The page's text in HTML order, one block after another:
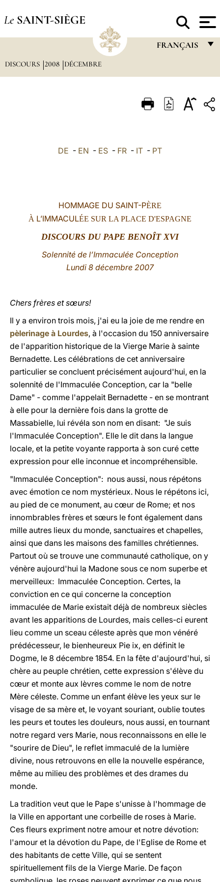
Le SAINT-SIÈGE
FRANÇAIS
ITALIANO
中文
LATINE
DISCOURS 2008 DÉCEMBRE
DE - EN - ES - FR - IT - PT
HOMMAGE DU SAINT-PÈRE
À L’IMMACULÉE SUR LA PLACE D'ESPAGNE
DISCOURS DU PAPE BENOÎT XVI
Solennité de l’Immaculée Conception
Lundi 8 décembre 2007
Chers frères et sœurs!
Il y a environ trois mois, j'ai eu la joie de me rendre en
pèlerinage à Lourdes, à l'occasion du 150 anniversaire
de l'apparition historique de la Vierge Marie à sainte
Bernadette. Les célébrations de cet anniversaire
particulier se concluent précisément aujourd'hui, en la
solennité de l'Immaculée Conception, car la "belle
Dame" - comme l'appelait Bernadette - en se montrant
à elle pour la dernière fois dans la grotte de
Massabielle, lui révéla son nom en disant: "Je suis
l'Immaculée Conception". Elle le dit dans la langue
locale, et la petite voyante rapporta à son curé cette
expression pour elle inconnue et incompréhensible.
"Immaculée Conception": nous aussi, nous répétons
avec émotion ce nom mystérieux. Nous le répétons ici,
au pied de ce monument, au cœur de Rome; et nos
innombrables frères et sœurs le font également dans
mille autres lieux du monde, sanctuaires et chapelles,
ainsi que dans les maisons des familles chrétiennes.
Partout où se trouve une communauté catholique, on y
vénère aujourd'hui la Madone sous ce nom superbe et
merveilleux: Immaculée Conception. Certes, la
conviction en ce qui concerne la conception
immaculée de Marie existait déjà de nombreux siècles
avant les apparitions de Lourdes, mais celles-ci eurent
lieu comme un sceau céleste après que mon vénéré
prédécesseur, le bienheureux Pie ix, en définit le
Dogme, le 8 décembre 1854. En la fête d'aujourd'hui, si
chère au peuple chrétien, cette expression s'élève du
cœur et monte aux lèvres comme le nom de notre
Mère céleste. Comme un enfant élève les yeux sur le
visage de sa mère et, le voyant souriant, oublie toutes
les peurs et toutes les douleurs, nous aussi, en tournant
notre regard vers Marie, nous reconnaissons en elle le
"sourire de Dieu", le reflet immaculé de la lumière
divine, nous retrouvons en elle la nouvelle espérance,
même au milieu des problèmes et des drames du
monde.
La tradition veut que le Pape s'unisse à l'hommage de
la Ville en apportant une corbeille de roses à Marie.
Ces fleurs expriment notre amour et notre dévotion:
l'amour et la dévotion du Pape, de l'Eglise de Rome et
des habitants de cette Ville, qui se sentent
spirituellement fils de la Vierge Marie. De façon